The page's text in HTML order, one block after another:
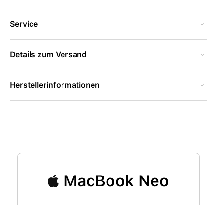
Service
Details zum Versand
Herstellerinformationen
MacBook Neo